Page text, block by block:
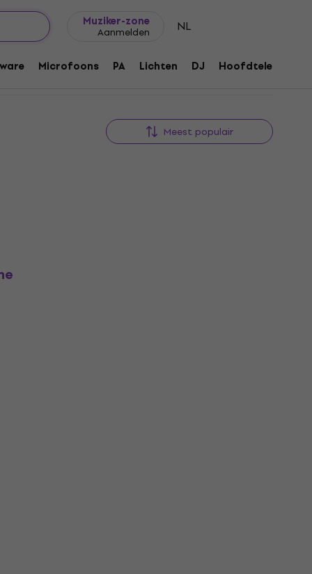
Muziker-zone
Aanmelden NL
Microfoons PA Lichten DJ Hoofdtelefoons
Meest populair